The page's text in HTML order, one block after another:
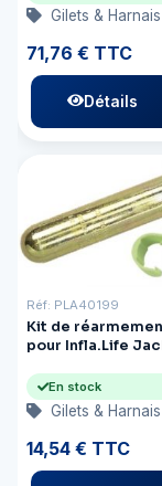
Gilets & Harnais
71,76 € TTC
Détails
Réf: PLA40199
Kit de
pour Infla.Life
En stock
Gilets & Harnais
14,54 € TTC